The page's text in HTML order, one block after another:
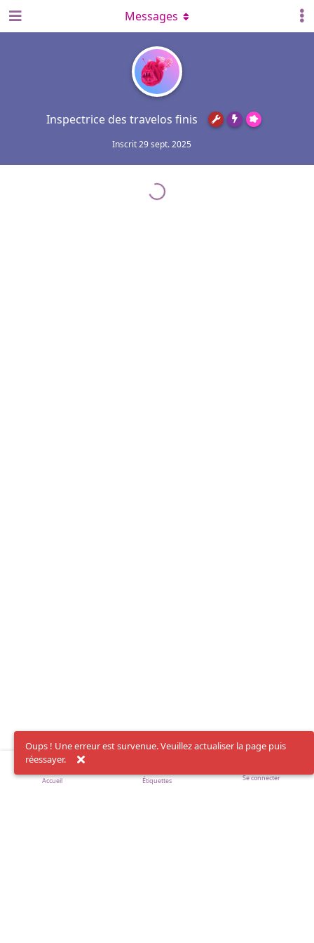
Inspectrice des travelos finis
Inscrit29 sept. 2025
Messages
Oups ! Une erreur est survenue. Veuillez actualiser la page puis
réessayer.
Accueil Étiquettes Se connecter